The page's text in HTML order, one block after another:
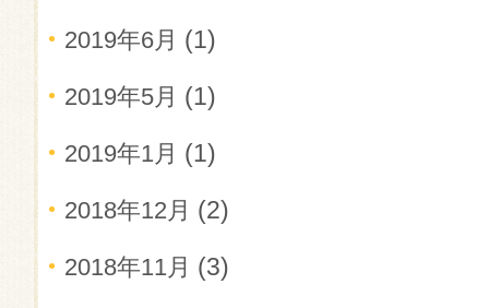
2019年6月 (1)
2019年5月 (1)
2019年1月 (1)
2018年12月 (2)
2018年11月 (3)